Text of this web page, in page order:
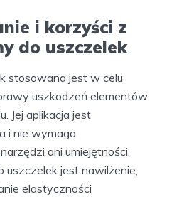
i korzyści z
do uszczelek
stosowana jest w celu
uszkodzeń elementów
Jej aplikacja jest
i nie wymaga
ani umiejętności.
uszczelek jest nawilżenie,
elastyczności